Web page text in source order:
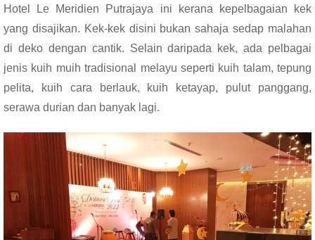
Hotel Le Meridien Putrajaya ini kerana kepelbagaian kek
yang disajikan. Kek-kek disini bukan sahaja sedap malahan
di deko dengan cantik. Selain daripada kek, ada pelbagai
jenis kuih muih tradisional melayu seperti kuih talam, tepung
pelita, kuih cara berlauk, kuih ketayap, pulut panggang,
serawa durian dan banyak lagi.